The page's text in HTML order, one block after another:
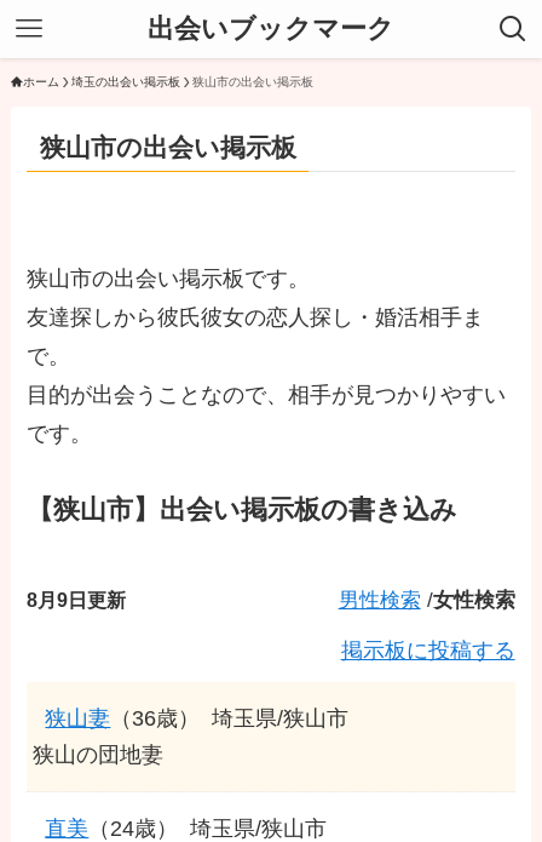
出会いブックマーク
ホーム 埼玉の出会い掲示板 狭山市の出会い掲示板
狭山市の出会い掲示板
狭山市の出会い掲示板です。
友達探しから彼氏彼女の恋人探し・婚活相手ま
で。
目的が出会うことなので、相手が見つかりやすい
です。
【狭山市】出会い掲示板の書き込み
8月9日更新 男性検索 /女性検索
掲示板に投稿する
狭山妻 （36歳）
埼玉県/狭山市
狭山の団地妻
直美 （24歳）
埼玉県/狭山市